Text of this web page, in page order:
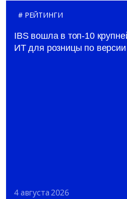
РЕЙТИНГИ
IBS вошла в топ-10
ИТ для розницы по
4 августа 2026